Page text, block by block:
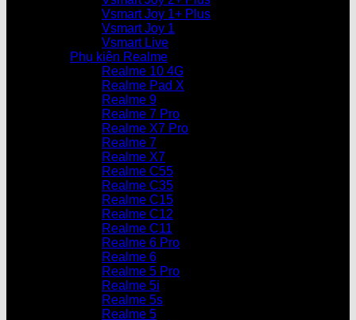
Vsmart Joy 1+ Plus
Vsmart Joy 1
Vsmart Live
Phụ kiện Realme
Realme 10 4G
Realme Pad X
Realme 9
Realme 7 Pro
Realme X7 Pro
Realme 7
Realme X7
Realme C55
Realme C35
Realme C15
Realme C12
Realme C11
Realme 6 Pro
Realme 6
Realme 5 Pro
Realme 5i
Realme 5s
Realme 5